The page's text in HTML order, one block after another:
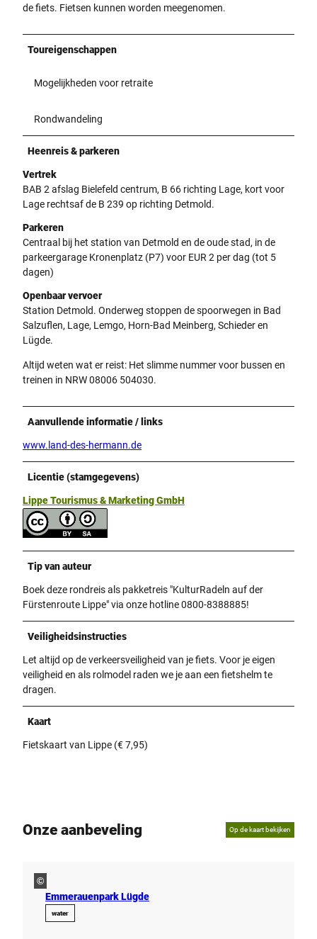
de fiets. Fietsen kunnen worden meegenomen.
Toureigenschappen
Mogelijkheden voor retraite
Rondwandeling
Heenreis & parkeren
Vertrek
BAB 2 afslag Bielefeld centrum, B 66 richting Lage, kort voor
Lage rechtsaf de B 239 op richting Detmold.
Parkeren
Centraal bij het station van Detmold en de oude stad, in de
parkeergarage Kronenplatz (P7) voor EUR 2 per dag (tot 5
dagen)
Openbaar vervoer
Station Detmold. Onderweg stoppen de spoorwegen in Bad
Salzuflen, Lage, Lemgo, Horn-Bad Meinberg, Schieder en
Lügde.
Altijd weten wat er reist: Het slimme nummer voor bussen en
treinen in NRW 08006 504030.
Aanvullende informatie / links
www.land-des-hermann.de
Licentie (stamgegevens)
Lippe Tourismus & Marketing GmbH
Tip van auteur
Boek deze rondreis als pakketreis "KulturRadeln auf der
Fürstenroute Lippe" via onze hotline 0800-8388885!
Veiligheidsinstructies
Let altijd op de verkeersveiligheid van je fiets. Voor je eigen
veiligheid en als rolmodel raden we je aan een fietshelm te
dragen.
Kaart
Fietskaart van Lippe (€ 7,95)
Onze aanbeveling Op de kaart bekijken
©
Emmerauenpark Lügde
water